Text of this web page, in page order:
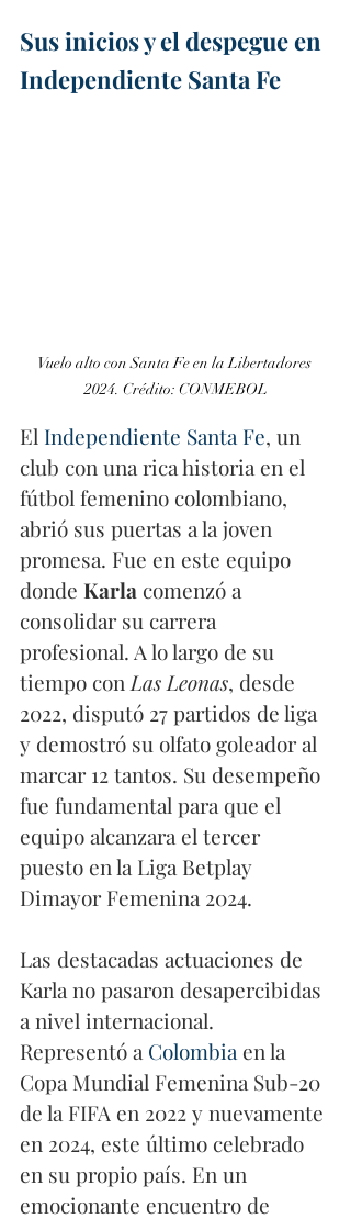
Sus inicios y el despegue en
Independiente Santa Fe
Vuelo alto con Santa Fe en la Libertadores
2024. Crédito: CONMEBOL
El Independiente Santa Fe, un
club con una rica historia en el
fútbol femenino colombiano,
abrió sus puertas a la joven
promesa. Fue en este equipo
donde Karla comenzó a
consolidar su carrera
profesional. A lo largo de su
tiempo con Las Leonas, desde
2022, disputó 27 partidos de liga
y demostró su olfato goleador al
marcar 12 tantos. Su desempeño
fue fundamental para que el
equipo alcanzara el tercer
puesto en la Liga Betplay
Dimayor Femenina 2024.
Las destacadas actuaciones de
Karla no pasaron desapercibidas
a nivel internacional.
Representó a Colombia en la
Copa Mundial Femenina Sub-20
de la FIFA en 2022 y nuevamente
en 2024, este último celebrado
en su propio país. En un
emocionante encuentro de